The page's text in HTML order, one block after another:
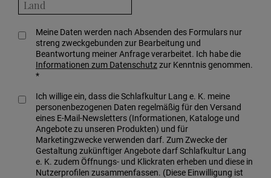
Meine Daten werden nach Absenden des Formulars nur
streng zweckgebunden zur Bearbeitung und
Beantwortung meiner Anfrage verarbeitet. Ich habe die
Informationen zum Datenschutzzur Kenntnis genommen.
*
Ich willige ein, dass die Schlafkultur Lang e. K. meine
personenbezogenen Daten regelmäßig für den Versand
eines E-Mail-Newsletters (Informationen, Kataloge und
Angebote zu unseren Produkten) und für
Marketingzwecke verwenden darf. Zum Zwecke der
Gestaltung zukünftiger Angebote darf Schlafkultur Lang
e. K. zudem Öffnungs- und Klickraten erheben und diese in
Nutzerprofilen zusammenfassen. (Diese Einwilligung ist